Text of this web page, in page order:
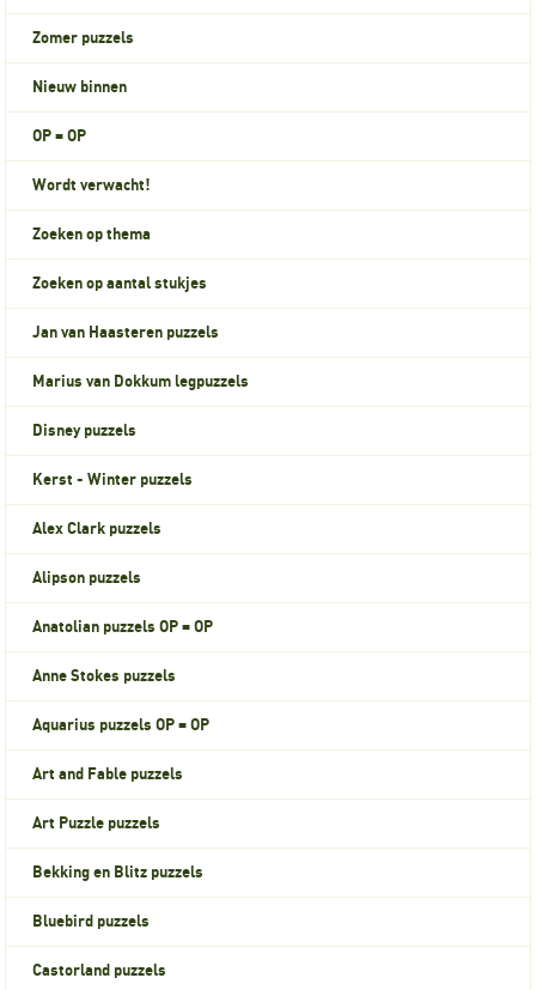
Zomer puzzels
Nieuw binnen
OP = OP
Wordt verwacht!
Zoeken op thema
Zoeken op aantal stukjes
Jan van Haasteren puzzels
Marius van Dokkum legpuzzels
Disney puzzels
Kerst - Winter puzzels
Alex Clark puzzels
Alipson puzzels
Anatolian puzzels OP = OP
Anne Stokes puzzels
Aquarius puzzels OP = OP
Art and Fable puzzels
Art Puzzle puzzels
Bekking en Blitz puzzels
Bluebird puzzels
Castorland puzzels